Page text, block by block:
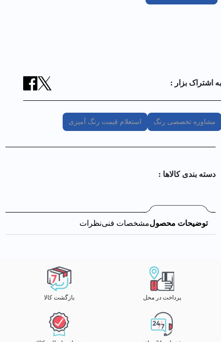
به اشتراک بزار :
مشاوره تخصصی رنگ استعلام قیمت رنگ آمیزی
دسته بندی کالا‌ها :
توضیحات محصولمشخصات فنینظرات
پرداخت در محل بازگشت کالا